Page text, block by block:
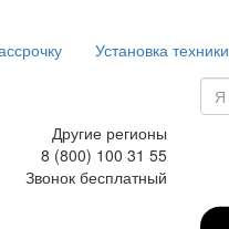
Установка техники
Другие регионы
8 (800) 100 31 55
Звонок бесплатный